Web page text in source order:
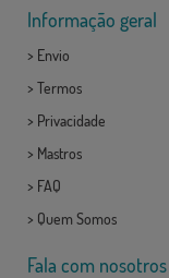
Informação geral
> Envio
> Termos
> Privacidade
> Mastros
> FAQ
> Quem Somos
Fala com nosotros